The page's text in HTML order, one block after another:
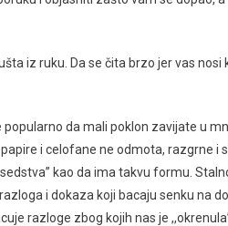
iz ruku. Da se čita brzo jer vas
popularno da mali poklon zavijate u
i celofane ne odmota, razgrne i
kao da ima takvu formu.
i dokaza koji bacaju senku na
razloge zbog kojih nas je